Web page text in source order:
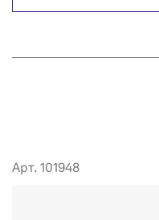
Арт. 101948